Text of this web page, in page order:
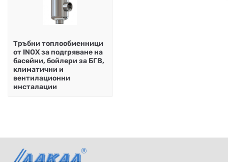
ДЪРВА
Тръбни топлообменници
от INOX за подгряване на
басейни, бойлери за БГВ,
климатични и
вентилационни
инсталации